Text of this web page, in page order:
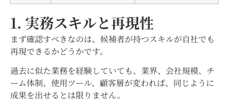
1. 実務スキルと再現性
まず確認すべきなのは、候補者が持つスキルが自社でも
再現できるかどうかです。
過去に似た業務を経験していても、業界、会社規模、チ
ーム体制、使用ツール、顧客層が変われば、同じように
成果を出せるとは限りません。